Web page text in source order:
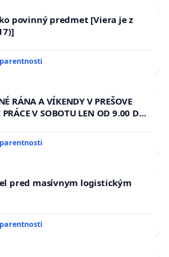
povinný predmet [Viera je z
RÁNA A VÍKENDY V PREŠOVE
PRÁCE V SOBOTU LEN OD 9.00 DO
TÝŽDEŇ CIEĽ 8.00 – 18.00
pred masívnym logistickým